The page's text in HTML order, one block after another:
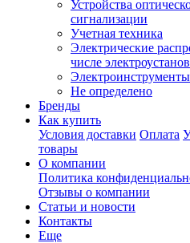
Устройства
сигнализации
Учетная техника
Электрические
числе
Не определено
Бренды
Как купить
Условия доставки Оплата
товары
О компании
Политика
Отзывы о компании
Статьи и новости
Контакты
Еще